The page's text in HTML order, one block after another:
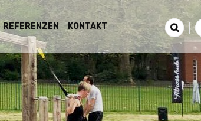
REFERENZEN KONTAKT